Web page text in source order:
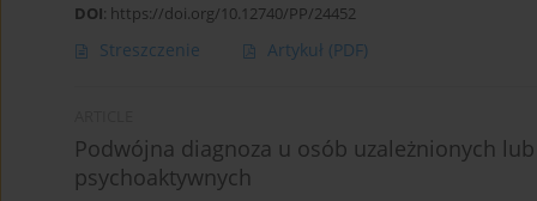
DOI: https://doi.org/10.12740/PP/24452
Streszczenie Artykuł (PDF)
Podwójna diagnoza u osób uzależnionych
psychoaktywnych